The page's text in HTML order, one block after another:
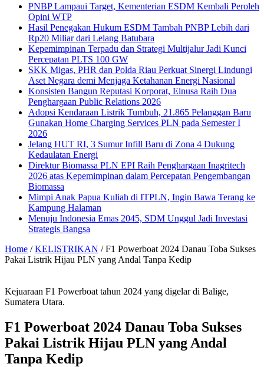
PNBP Lampaui Target, Kementerian ESDM Kembali Peroleh
Opini WTP
Hasil Penegakan Hukum ESDM Tambah PNBP Lebih dari
Rp20 Miliar dari Lelang Batubara
Kepemimpinan Terpadu dan Strategi Multijalur Jadi Kunci
Percepatan PLTS 100 GW
SKK Migas, PHR dan Polda Riau Perkuat Sinergi Lindungi
Aset Negara demi Menjaga Ketahanan Energi Nasional
Konsisten Bangun Reputasi Korporat, Elnusa Raih Dua
Penghargaan Public Relations 2026
Adopsi Kendaraan Listrik Tumbuh, 21.865 Pelanggan Baru
Gunakan Home Charging Services PLN pada Semester I
2026
Jelang HUT RI, 3 Sumur Infill Baru di Zona 4 Dukung
Kedaulatan Energi
Direktur Biomassa PLN EPI Raih Penghargaan Inagritech
2026 atas Kepemimpinan dalam Percepatan Pengembangan
Biomassa
Mimpi Anak Papua Kuliah di ITPLN, Ingin Bawa Terang ke
Kampung Halaman
Menuju Indonesia Emas 2045, SDM Unggul Jadi Investasi
Strategis Bangsa
Home / KELISTRIKAN / F1 Powerboat 2024 Danau Toba Sukses
Pakai Listrik Hijau PLN yang Andal Tanpa Kedip
Kejuaraan F1 Powerboat tahun 2024 yang digelar di Balige,
Sumatera Utara.
F1 Powerboat 2024 Danau Toba Sukses
Pakai Listrik Hijau PLN yang Andal
Tanpa Kedip